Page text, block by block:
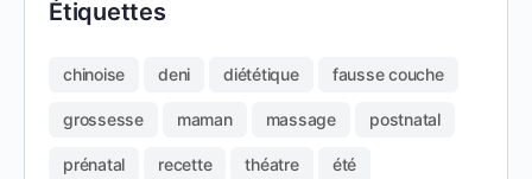
Étiquettes
chinoise deni diététique fausse couche
grossesse maman massage postnatal
prénatal recette théatre été